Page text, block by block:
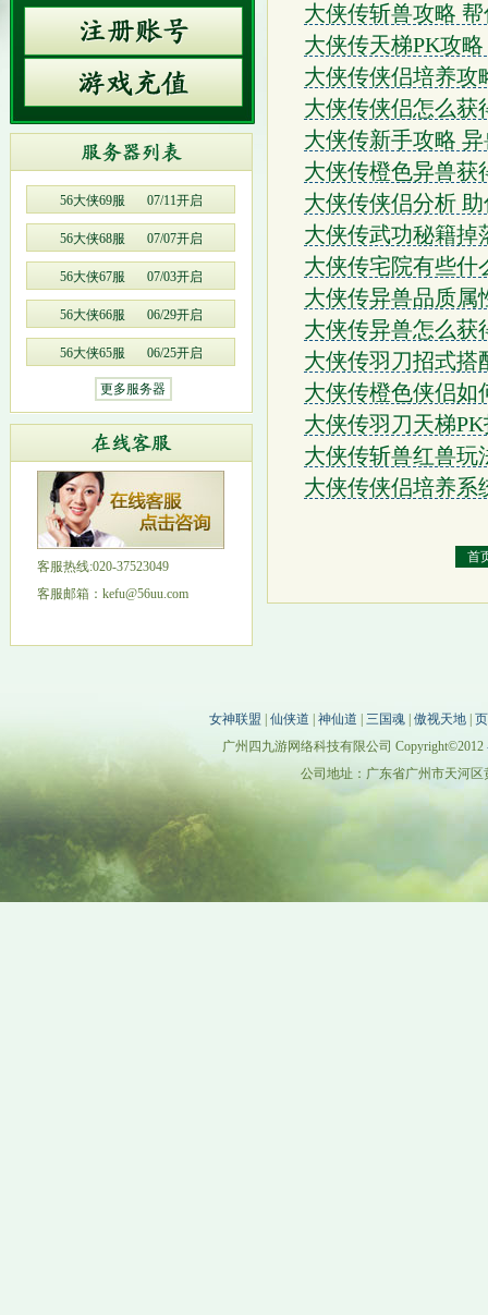
56大侠69服 07/11开启
56大侠68服 07/07开启
56大侠67服 07/03开启
56大侠66服 06/29开启
56大侠65服 06/25开启
更多服务器
客服热线:020-37523049
客服邮箱：kefu@56uu.com
大侠传斩兽攻略
大侠传天梯PK攻
大侠传侠侣培养攻
大侠传侠侣怎么获
大侠传新手攻略
大侠传橙色异兽获
大侠传侠侣分析
大侠传武功秘籍掉
大侠传宅院有些什
大侠传异兽品质属
大侠传异兽怎么获
大侠传羽刀招式搭
大侠传橙色侠侣如
大侠传羽刀天梯
大侠传斩兽红兽玩
大侠传侠侣培养系
首
女神联盟 仙侠道 神仙道 三国魂 傲视天地
广州四九游网络科技有限公司 Copyright©2012
公司地址：广东省广州市天河